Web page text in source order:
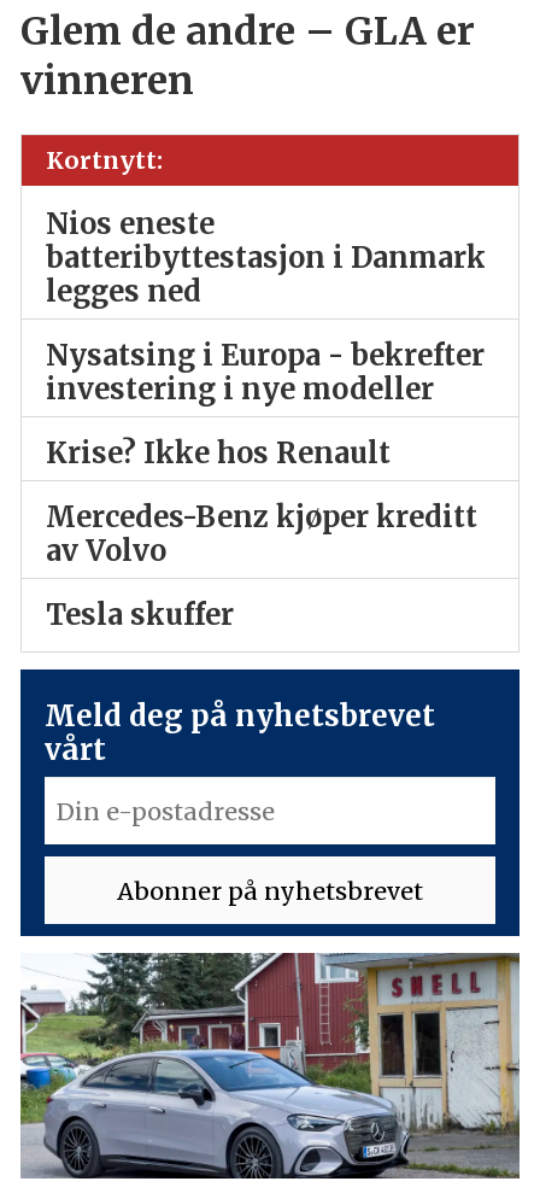
Glem de andre – GLA er
vinneren
Kortnytt:
Nios eneste
batteribyttestasjon i Danmark
legges ned
Nysatsing i Europa - bekrefter
investering i nye modeller
Krise? Ikke hos Renault
Mercedes-Benz kjøper kreditt
av Volvo
Tesla skuffer
Meld deg på nyhetsbrevet
vårt